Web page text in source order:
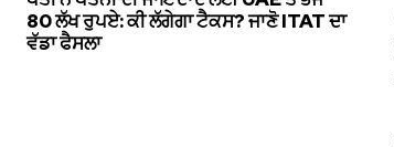
80 ਲੱਖ ਰੁਪਏ: ਕੀ ਲੱਗੇਗਾ ਟੈਕਸ? ਜਾਣੋ ITAT ਦਾ
ਵੱਡਾ ਫੈਸਲਾ